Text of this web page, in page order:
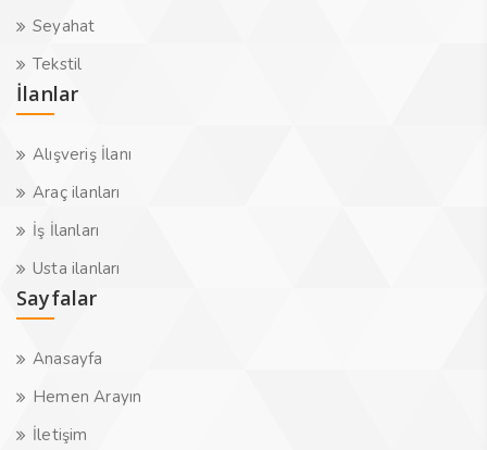
Seyahat
Tekstil
İlanlar
Alışveriş İlanı
Araç ilanları
İş İlanları
Usta ilanları
Sayfalar
Anasayfa
Hemen Arayın
İletişim